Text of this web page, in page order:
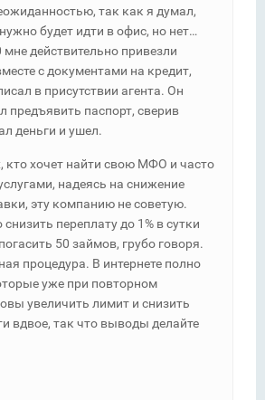
так как я думал,
будет идти в офис, но нет…
действительно привезли
с документами на кредит,
в присутствии агента. Он
предъявить паспорт, сверив
деньги и ушел.
кто хочет найти свою МФО и часто
надеясь на снижение
эту компанию не советую.
переплату до 1% в сутки
50 займов, грубо говоря.
процедура. В интернете полно
уже при повторном
увеличить лимит и снизить
вдвое, так что выводы делайте